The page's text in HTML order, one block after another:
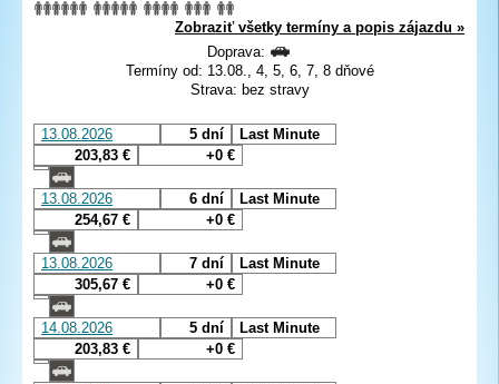
Zobraziť všetky termíny a popis zájazdu »
Doprava:
Termíny od: 13.08., 4, 5, 6, 7, 8 dňové
Strava: bez stravy
13.08.2026 5 dní
Last Minute
203,83 €
+0 €
13.08.2026 6 dní
Last Minute
254,67 €
+0 €
13.08.2026 7 dní
Last Minute
305,67 €
+0 €
14.08.2026 5 dní
Last Minute
203,83 €
+0 €